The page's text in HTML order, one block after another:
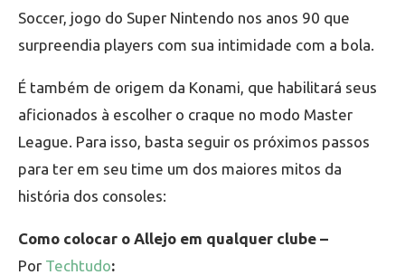
Soccer, jogo do Super Nintendo nos anos 90 que
surpreendia players com sua intimidade com a bola.
É também de origem da Konami, que habilitará seus
aficionados à escolher o craque no modo Master
League. Para isso, basta seguir os próximos passos
para ter em seu time um dos maiores mitos da
história dos consoles:
Como colocar o Allejo em qualquer clube –
Por Techtudo: